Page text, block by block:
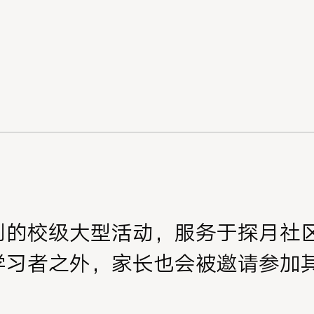
校级大型活动，服务于探月社
者之外，家长也会被邀请参加